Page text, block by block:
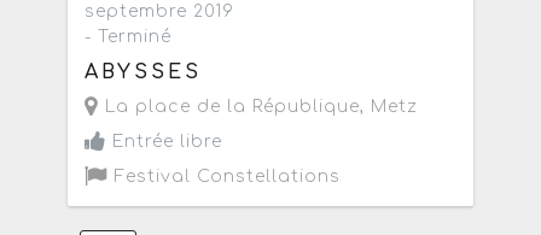
septembre 2019
- Terminé
ABYSSES
La place de la République, Metz
Entrée libre
Festival Constellations